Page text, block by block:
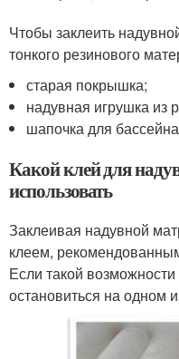
Чтобы заклеить
тонкого резинового
старая покрышка;
надувная игрушка из
шапочка для
Какой клей для
использовать
Заклеивая надувной
клеем,
Если такой
остановиться на одном